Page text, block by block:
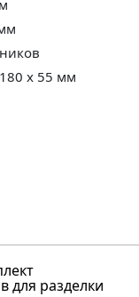
x 55 мм
для разделки